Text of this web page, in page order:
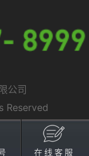
公司
Reserved
在线客服